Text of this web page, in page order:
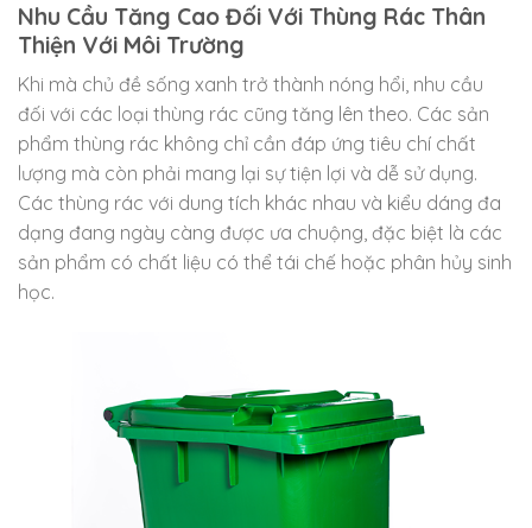
Nhu Cầu Tăng Cao Đối Với Thùng Rác Thân
Thiện Với Môi Trường
Khi mà chủ đề sống xanh trở thành nóng hổi, nhu cầu
đối với các loại thùng rác cũng tăng lên theo. Các sản
phẩm thùng rác không chỉ cần đáp ứng tiêu chí chất
lượng mà còn phải mang lại sự tiện lợi và dễ sử dụng.
Các thùng rác với dung tích khác nhau và kiểu dáng đa
dạng đang ngày càng được ưa chuộng, đặc biệt là các
sản phẩm có chất liệu có thể tái chế hoặc phân hủy sinh
học.